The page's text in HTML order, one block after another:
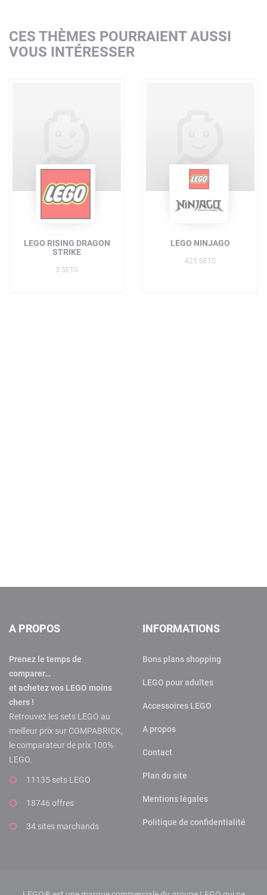
CES THÈMES POURRAIENT AUSSI
VOUS INTÉRESSER
LEGO RISING DRAGON
STRIKE
3 SETS
LEGO NINJAGO
425 SETS
A PROPOS
Prenez le temps de
comparer…
et achetez vos LEGO moins
chers !
Retrouvez les sets LEGO au
meilleur prix sur COMPABRICK,
le comparateur de prix 100%
LEGO.
11135 sets LEGO
18746 offres
34 sites marchands
INFORMATIONS
Bons plans shopping
LEGO pour adultes
Accessoires LEGO
A propos
Contact
Plan du site
Mentions légales
Politique de confidentialité